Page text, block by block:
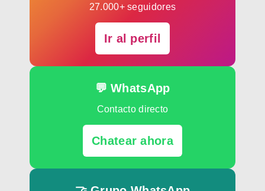
27.000+ seguidores
Ir al perfil
💬 WhatsApp
Contacto directo
Chatear ahora